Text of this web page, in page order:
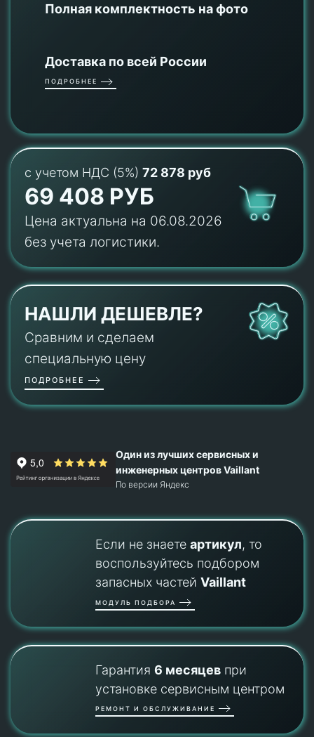
Полная комплектность на фото
Доставка по всей России
ПОДРОБНЕЕ
с учетом НДС (5%) 72 878 руб
69 408 РУБ
Цена актуальна на 06.08.2026
без учета логистики.
НАШЛИ ДЕШЕВЛЕ?
Сравним и сделаем
специальную цену
ПОДРОБНЕЕ
Один из лучших сервисных и
инженерных центров Vaillant
По версии Яндекс
Если не знаете артикул, то
воспользуйтесь подбором
запасных частей Vaillant
МОДУЛЬ ПОДБОРА
Гарантия 6 месяцевпри
установке сервисным центром
РЕМОНТ И ОБСЛУЖИВАНИЕ